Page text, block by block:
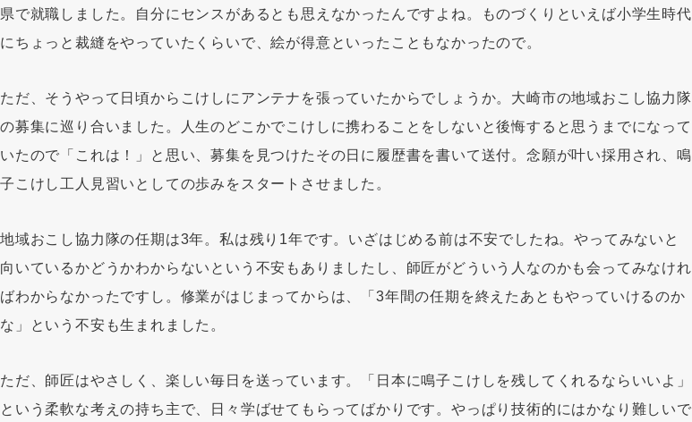
県で就職しました。自分にセンスがあるとも思えなかったんですよね。ものづくりといえば小学生時代
にちょっと裁縫をやっていたくらいで、絵が得意といったこともなかったので。
ただ、そうやって日頃からこけしにアンテナを張っていたからでしょうか。大崎市の地域おこし協力隊
の募集に巡り合いました。人生のどこかでこけしに携わることをしないと後悔すると思うまでになって
いたので「これは！」と思い、募集を見つけたその日に履歴書を書いて送付。念願が叶い採用され、鳴
子こけし工人見習いとしての歩みをスタートさせました。
地域おこし協力隊の任期は3年。私は残り1年です。いざはじめる前は不安でしたね。やってみないと
向いているかどうかわからないという不安もありましたし、師匠がどういう人なのかも会ってみなけれ
ばわからなかったですし。修業がはじまってからは、「3年間の任期を終えたあともやっていけるのか
な」という不安も生まれました。
ただ、師匠はやさしく、楽しい毎日を送っています。「日本に鳴子こけしを残してくれるならいいよ」
という柔軟な考えの持ち主で、日々学ばせてもらってばかりです。やっぱり技術的にはかなり難しいで